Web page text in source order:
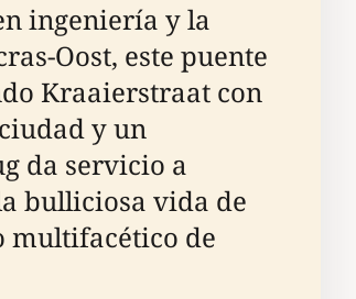
ingeniería y la
Oost, este puente
Kraaierstraat con
y un
da servicio a
bulliciosa vida de
multifacético de